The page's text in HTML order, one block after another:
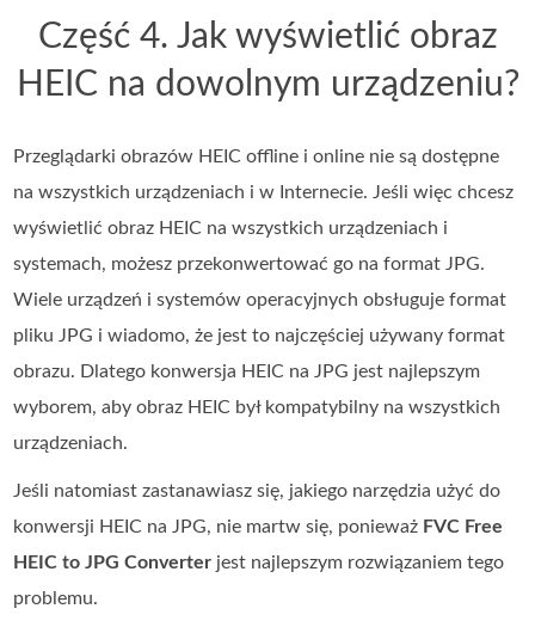
Część 4. Jak wyświetlić obraz
HEIC na dowolnym urządzeniu?
Przeglądarki obrazów HEIC offline i online nie są dostępne
na wszystkich urządzeniach i w Internecie. Jeśli więc chcesz
wyświetlić obraz HEIC na wszystkich urządzeniach i
systemach, możesz przekonwertować go na format JPG.
Wiele urządzeń i systemów operacyjnych obsługuje format
pliku JPG i wiadomo, że jest to najczęściej używany format
obrazu. Dlatego konwersja HEIC na JPG jest najlepszym
wyborem, aby obraz HEIC był kompatybilny na wszystkich
urządzeniach.
Jeśli natomiast zastanawiasz się, jakiego narzędzia użyć do
konwersji HEIC na JPG, nie martw się, ponieważ FVC Free
HEIC to JPG Converter jest najlepszym rozwiązaniem tego
problemu.